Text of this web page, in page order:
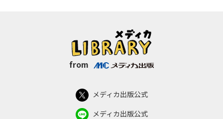
from
メディカ出版公式
メディカ出版公式